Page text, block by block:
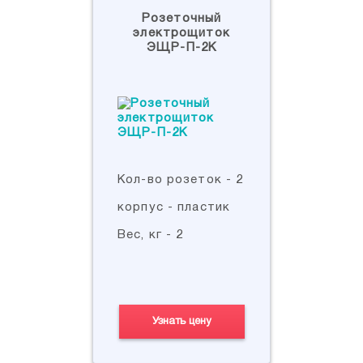
Розеточный
электрощиток
ЭЩР-П-2К
Кол-во розеток - 2
корпус - пластик
Вес, кг - 2
Узнать цену